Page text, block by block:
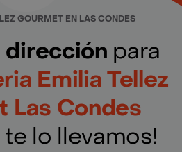
GOURMET EN LAS CONDES
dirección para
Emilia Tellez
Las Condes
te lo llevamos!